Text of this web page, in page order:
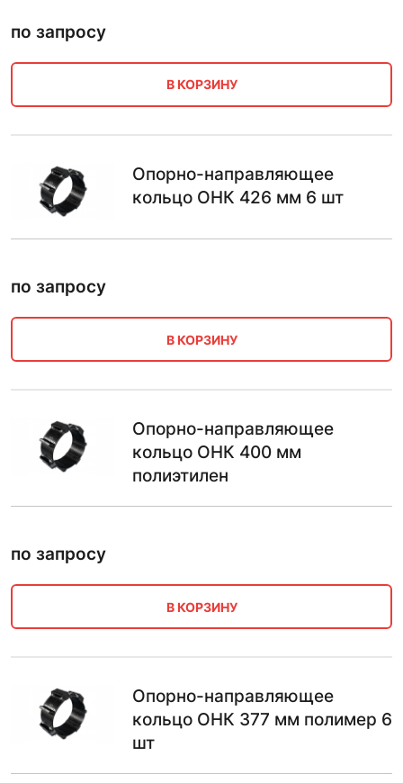
по запросу
В КОРЗИНУ
Опорно-направляющее
кольцо ОНК 426 мм 6 шт
по запросу
В КОРЗИНУ
Опорно-направляющее
кольцо ОНК 400 мм
полиэтилен
по запросу
В КОРЗИНУ
Опорно-направляющее
кольцо ОНК 377 мм полимер 6
шт